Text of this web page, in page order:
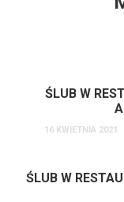
ŚLUB W
16 KWIETNIA 2021
ŚLUB W